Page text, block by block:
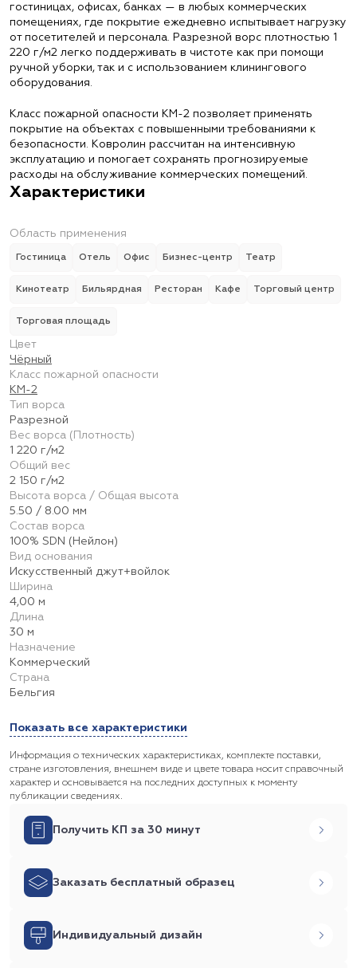
гостиницах, офисах, банках — в любых коммерческих
помещениях, где покрытие ежедневно испытывает нагрузку
от посетителей и персонала. Разрезной ворс плотностью 1
220 г/м2 легко поддерживать в чистоте как при помощи
ручной уборки, так и с использованием клинингового
оборудования.
Класс пожарной опасности КМ-2 позволяет применять
покрытие на объектах с повышенными требованиями к
безопасности. Ковролин рассчитан на интенсивную
эксплуатацию и помогает сохранять прогнозируемые
расходы на обслуживание коммерческих помещений.
Характеристики
Область применения
Гостиница Отель Офис Бизнес-центр Театр
Кинотеатр Бильярдная Ресторан Кафе Торговый центр
Торговая площадь
Цвет
Чёрный
Класс пожарной опасности
КМ-2
Тип ворса
Разрезной
Вес ворса (Плотность)
1 220 г/м2
Общий вес
2 150 г/м2
Высота ворса / Общая высота
5.50 / 8.00 мм
Состав ворса
100% SDN (Нейлон)
Вид основания
Искусственный джут+войлок
Ширина
4,00 м
Длина
30 м
Назначение
Коммерческий
Страна
Бельгия
Показать все характеристики
Информация о технических характеристиках, комплекте поставки,
стране изготовления, внешнем виде и цвете товара носит справочный
характер и основывается на последних доступных к моменту
публикации сведениях.
Получить КП за 30 минут
Заказать бесплатный образец
Индивидуальный дизайн